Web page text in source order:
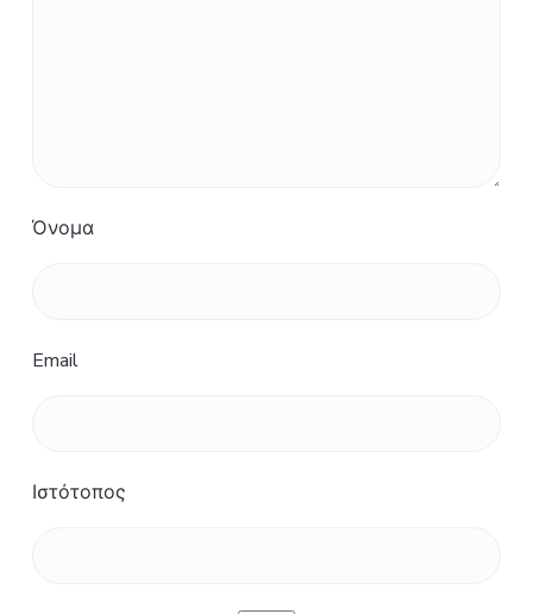
Όνομα
Email
Ιστότοπος